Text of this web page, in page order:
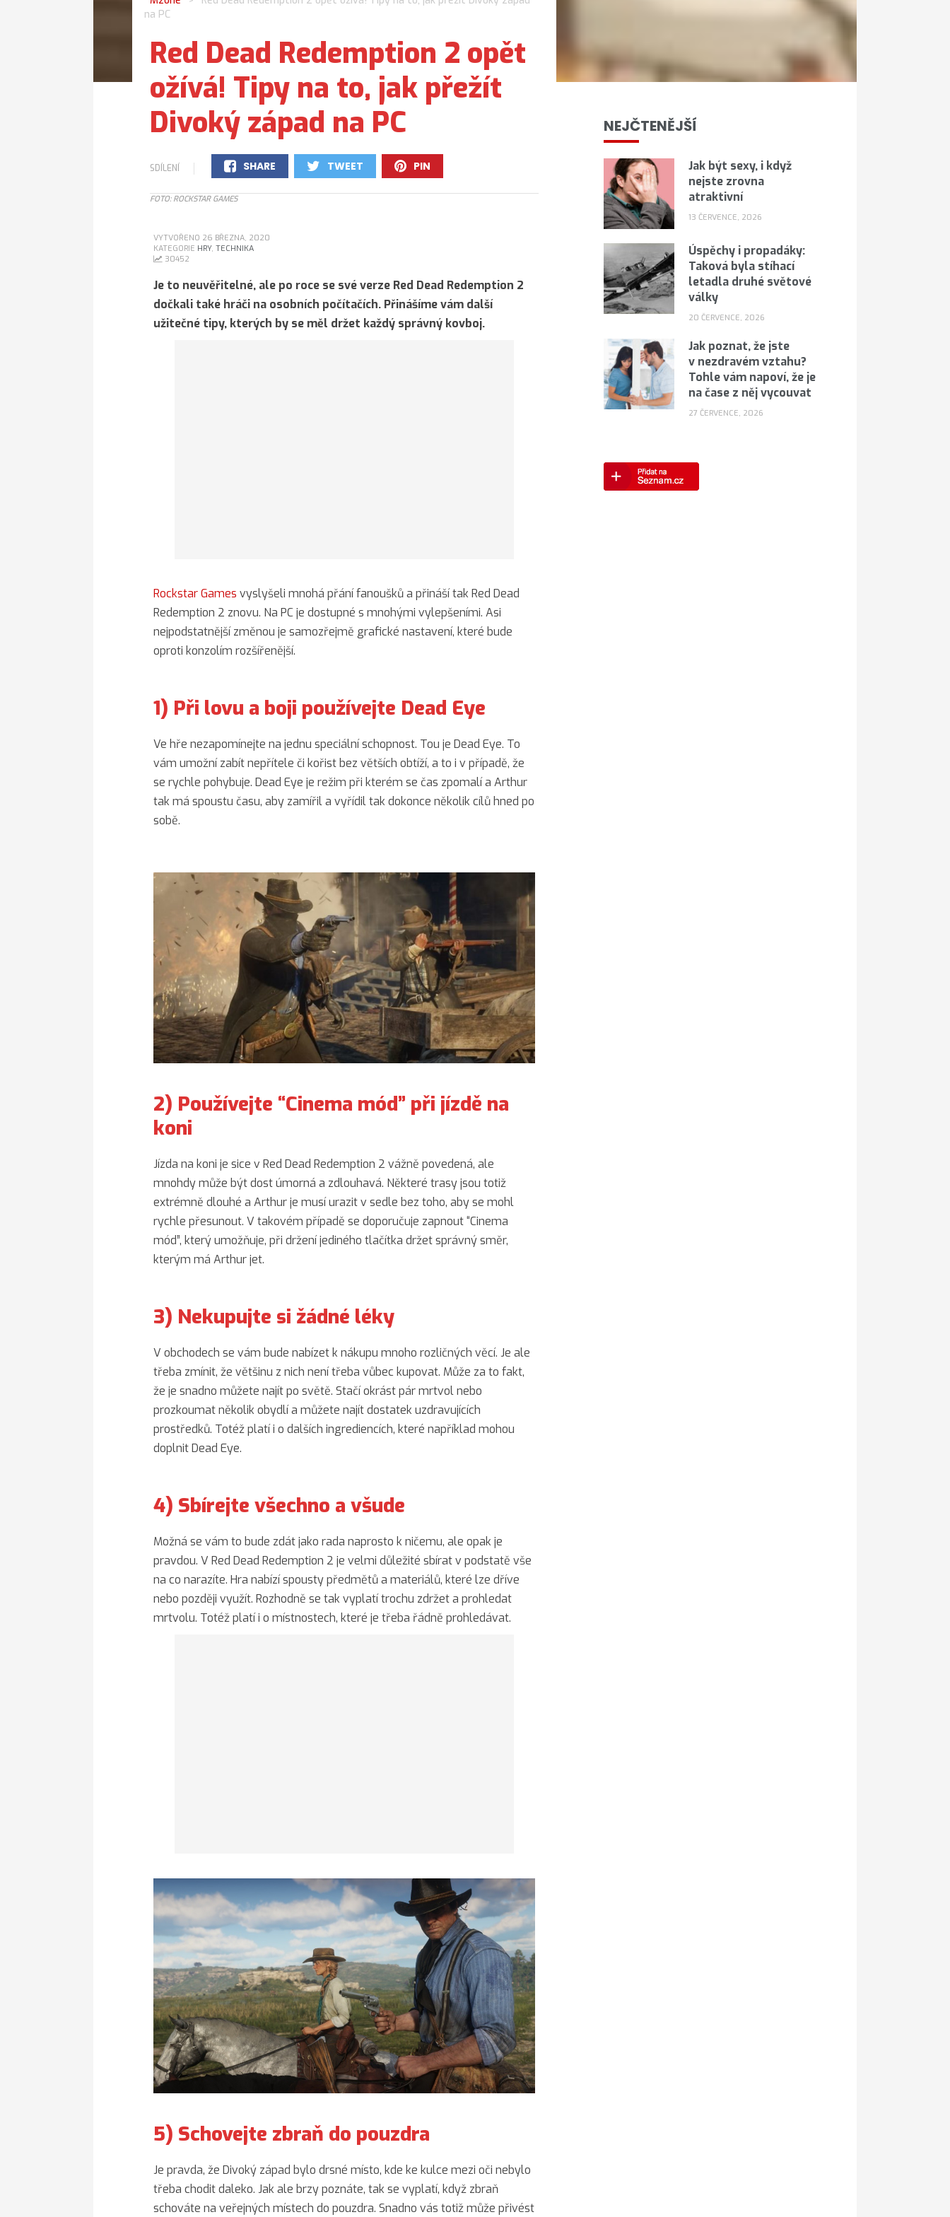
na PC
Red Dead Redemption 2 opět
ožívá! Tipy na to, jak přežít
Divoký západ na PC
SDÍLENÍ
SHARE
0
TWEET
0
PIN
0
FOTO: ROCKSTAR GAMES
VYTVOŘENO 26 BŘEZNA, 2020
KATEGORIE HRY, TECHNIKA
30452
Je to neuvěřitelné, ale po roce se své verze Red Dead Redemption 2
dočkali také hráči na osobních počítačích. Přinášíme vám další
užitečné tipy, kterých by se měl držet každý správný kovboj.
Rockstar Games vyslyšeli mnohá přání fanoušků a přináší tak Red Dead
Redemption 2 znovu. Na PC je dostupné s mnohými vylepšeními. Asi
nejpodstatnější změnou je samozřejmě grafické nastavení, které bude
oproti konzolím rozšířenější.
1) Při lovu a boji používejte Dead Eye
Ve hře nezapomínejte na jednu speciální schopnost. Tou je Dead Eye. To
vám umožní zabít nepřítele či kořist bez větších obtíží, a to i v případě, že
se rychle pohybuje. Dead Eye je režim při kterém se čas zpomalí a Arthur
tak má spoustu času, aby zamířil a vyřídil tak dokonce několik cílů hned po
sobě.
2) Používejte “Cinema mód” při jízdě na
koni
Jízda na koni je sice v Red Dead Redemption 2 vážně povedená, ale
mnohdy může být dost úmorná a zdlouhavá. Některé trasy jsou totiž
extrémně dlouhé a Arthur je musí urazit v sedle bez toho, aby se mohl
rychle přesunout. V takovém případě se doporučuje zapnout “Cinema
mód”, který umožňuje, při držení jediného tlačítka držet správný směr,
kterým má Arthur jet.
3) Nekupujte si žádné léky
V obchodech se vám bude nabízet k nákupu mnoho rozličných věcí. Je ale
třeba zmínit, že většinu z nich není třeba vůbec kupovat. Může za to fakt,
že je snadno můžete najít po světě. Stačí okrást pár mrtvol nebo
prozkoumat několik obydlí a můžete najít dostatek uzdravujících
prostředků. Totéž platí i o dalších ingrediencích, které například mohou
doplnit Dead Eye.
4) Sbírejte všechno a všude
Možná se vám to bude zdát jako rada naprosto k ničemu, ale opak je
pravdou. V Red Dead Redemption 2 je velmi důležité sbírat v podstatě vše
na co narazíte. Hra nabízí spousty předmětů a materiálů, které lze dříve
nebo později využít. Rozhodně se tak vyplatí trochu zdržet a prohledat
mrtvolu. Totéž platí i o místnostech, které je třeba řádně prohledávat.
5) Schovejte zbraň do pouzdra
Je pravda, že Divoký západ bylo drsné místo, kde ke kulce mezi oči nebylo
třeba chodit daleko. Jak ale brzy poznáte, tak se vyplatí, když zbraň
schováte na veřejných místech do pouzdra. Snadno vás totiž může přivést
NEJČTENĚJŠÍ
Jak být sexy, i když
nejste zrovna
atraktivní
13 ČERVENCE, 2026
Úspěchy i propadáky:
Taková byla stíhací
letadla druhé světové
války
20 ČERVENCE, 2026
Jak poznat, že jste
v nezdravém vztahu?
Tohle vám napoví, že je
na čase z něj vycouvat
27 ČERVENCE, 2026